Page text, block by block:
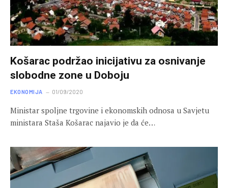
Košarac podržao inicijativu za osnivanje
slobodne zone u Doboju
EKONOMIJA 01/09/2020
Ministar spoljne trgovine i ekonomskih odnosa u Savjetu
ministara Staša Košarac najavio je da će…